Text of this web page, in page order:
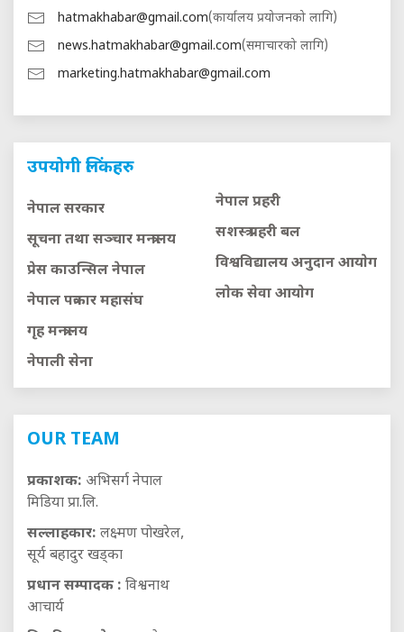
hatmakhabar@gmail.com(कार्यालय प्रयोजनको लागि)
news.hatmakhabar@gmail.com(समाचारको लागि)
marketing.hatmakhabar@gmail.com
उपयोगी लिंकहरु
नेपाल सरकार
सूचना तथा सञ्चार मन्त्रालय
प्रेस काउन्सिल नेपाल
नेपाल पत्रकार महासंघ
गृह मन्त्रालय
नेपाली सेना
नेपाल प्रहरी
सशस्त्र प्रहरी बल
विश्वविद्यालय अनुदान आयाेग
लाेक सेवा आयाेग
OUR TEAM
प्रकाशक: अभिसर्ग नेपाल
मिडिया प्रा.लि.
सल्लाहकार: लक्ष्मण पोखरेल,
सूर्य बहादुर खड्का
प्रधान सम्पादक : विश्वनाथ
आचार्य